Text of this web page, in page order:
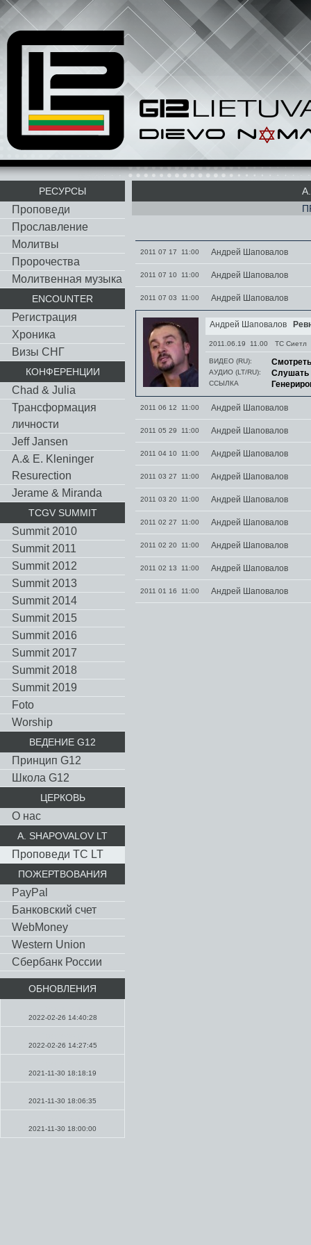
РЕСУРСЫ
Проповеди
Прославление
Молитвы
Пророчества
Молитвенная музыка
ENCOUNTER
Регистрация
Хроника
Визы СНГ
КОНФЕРЕНЦИИ
Chad & Julia
Трансформация
личности
Jeff Jansen
A.& E. Kleninger
Resurection
Jerame & Miranda
TCGV SUMMIT
Summit 2010
Summit 2011
Summit 2012
Summit 2013
Summit 2014
Summit 2015
Summit 2016
Summit 2017
Summit 2018
Summit 2019
Foto
Worship
ВЕДЕНИЕ G12
Принцип G12
Школа G12
ЦЕРКОВЬ
О нас
A. SHAPOVALOV LT
Проповеди TC LT
ПОЖЕРТВОВАНИЯ
PayPal
Банковский счет
WebMoney
Western Union
Сбербанк России
ОБНОВЛЕНИЯ
2022-02-26 14:40:28
2022-02-26 14:27:45
2021-11-30 18:18:19
2021-11-30 18:06:35
2021-11-30 18:00:00
2011 07 17 11:00 Андрей Шаповалов
2011 07 10 11:00 Андрей Шаповалов
2011 07 03 11:00 Андрей Шаповалов
Андрей Шаповалов
2011.06.19 11.00 TC Сиетл
ВИДЕО (RU): Смотреть
АУДИО (LT/RU): Слушать
ССЫЛКА
2011 06 12 11:00 Андрей Шаповалов
2011 05 29 11:00 Андрей Шаповалов
2011 04 10 11:00 Андрей Шаповалов
2011 03 27 11:00 Андрей Шаповалов
2011 03 20 11:00 Андрей Шаповалов
2011 02 27 11:00 Андрей Шаповалов
2011 02 20 11:00 Андрей Шаповалов
2011 02 13 11:00 Андрей Шаповалов
2011 01 16 11:00 Андрей Шаповалов